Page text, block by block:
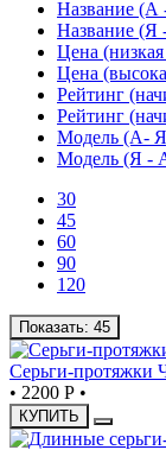
Название (А
Название (Я
Цена
Цена
Рейтинг
Рейтинг
Модель (А-
Модель (Я -
30
45
60
90
120
Показать: 45
Серьги-протяжки
• 2200 Р •
КУПИТЬ